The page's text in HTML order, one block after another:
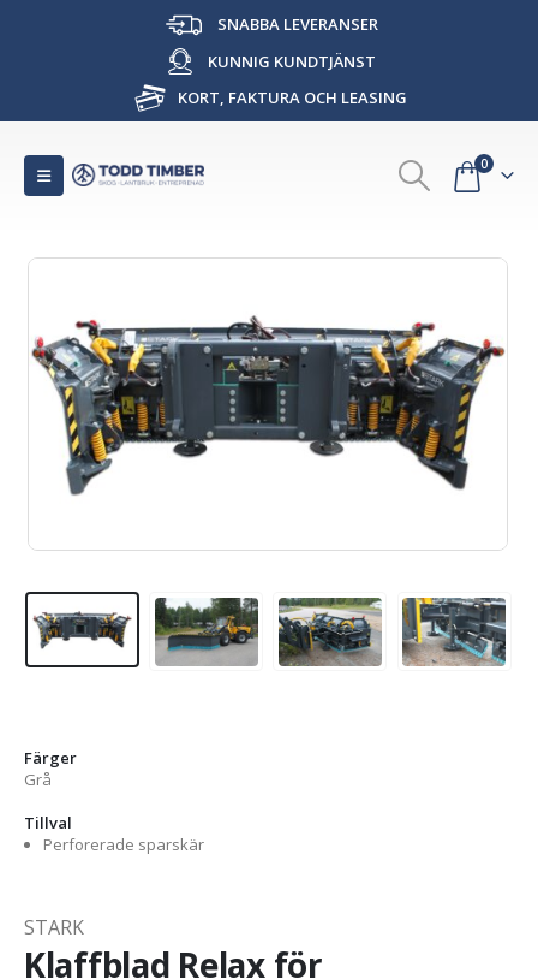
SNABBA LEVERANSER
KUNNIG KUNDTJÄNST
KORT, FAKTURA OCH LEASING
0
Färger
Grå
Tillval
Perforerade sparskär
STARK
Klaffblad Relax för